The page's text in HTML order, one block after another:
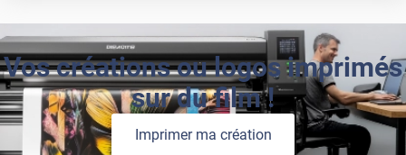
Vos créations ou logos imprimés
sur du film !
Imprimer ma création